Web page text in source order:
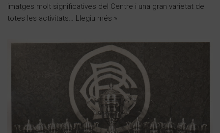
imatges molt significatives del Centre i una gran varietat de
totes les activitats… Llegiu més »